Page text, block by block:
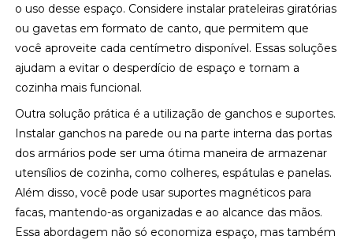
o uso desse espaço. Considere instalar prateleiras giratórias
ou gavetas em formato de canto, que permitem que
você aproveite cada centímetro disponível. Essas soluções
ajudam a evitar o desperdício de espaço e tornam a
cozinha mais funcional.
Outra solução prática é a utilização de ganchos e suportes.
Instalar ganchos na parede ou na parte interna das portas
dos armários pode ser uma ótima maneira de armazenar
utensílios de cozinha, como colheres, espátulas e panelas.
Além disso, você pode usar suportes magnéticos para
facas, mantendo-as organizadas e ao alcance das mãos.
Essa abordagem não só economiza espaço, mas também